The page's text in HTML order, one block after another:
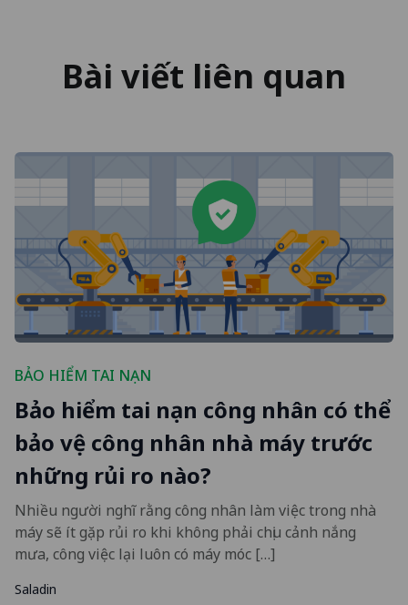
Bài viết liên quan
BẢO HIỂM TAI NẠN
Bảo hiểm tai nạn công nhân có thể
bảo vệ công nhân nhà máy trước
những rủi ro nào?
Nhiều người nghĩ rằng công nhân làm việc trong nhà
máy sẽ ít gặp rủi ro khi không phải chịu cảnh nắng
mưa, công việc lại luôn có máy móc […]
Saladin